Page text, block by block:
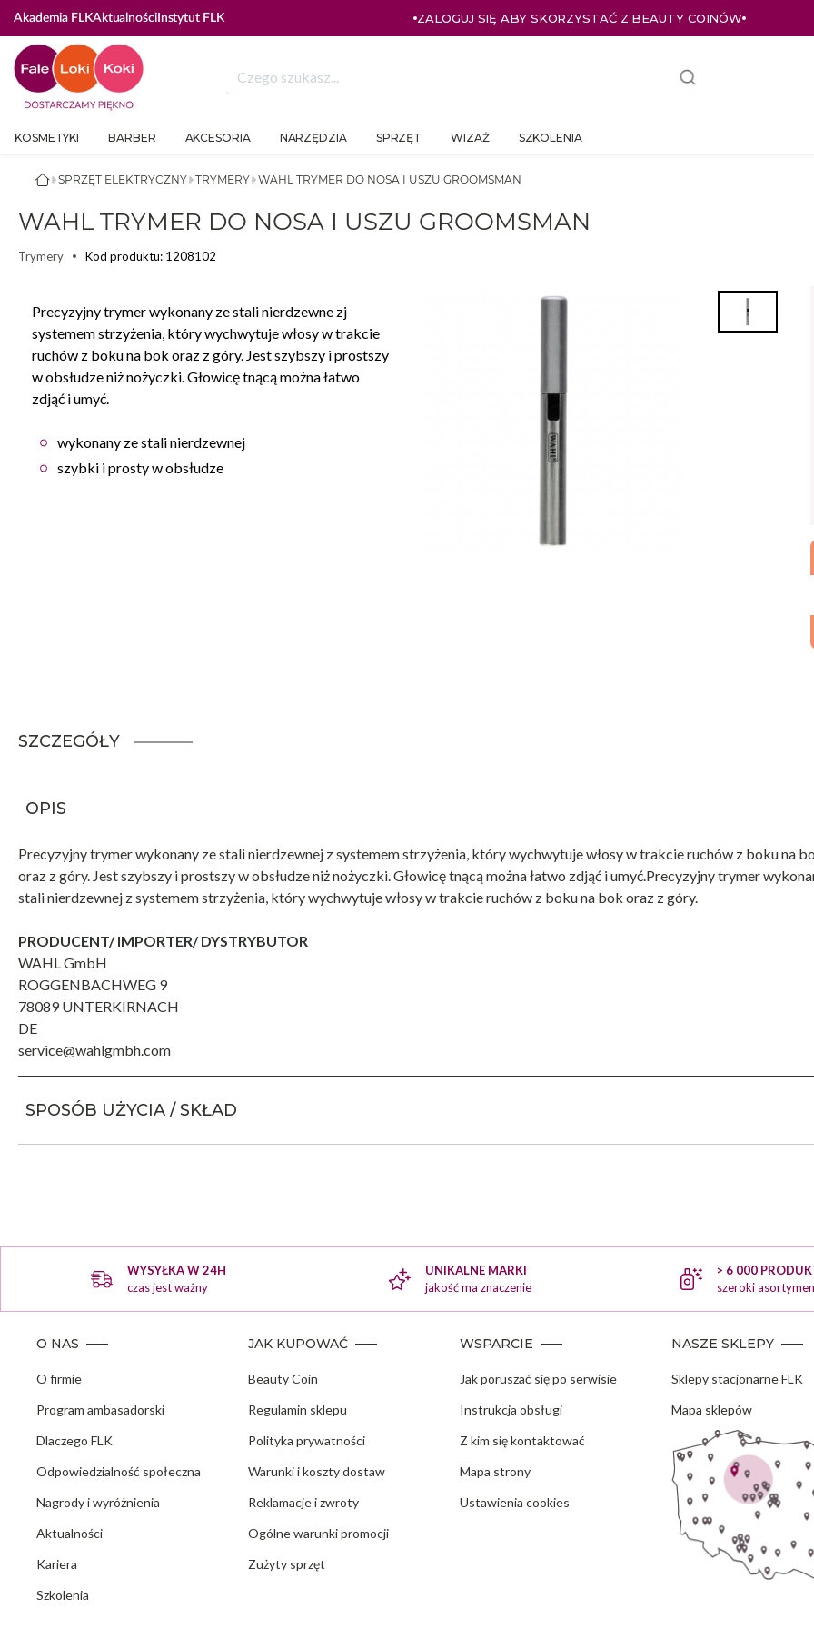
Akademia FLKAktualnościInstytut FLK ZALOGUJ SIĘ ABY SKORZYSTAĆ Z BEAUTY COINÓW
KOSMETYKI BARBER AKCESORIA NARZĘDZIA SPRZĘT WIZAŻ SZKOLENIA
WAHL TRYMER DO NOSA I USZU GROOMSMAN
TRYMERY
SPRZĘT ELEKTRYCZNY
WAHL TRYMER DO NOSA I USZU GROOMSMAN
Trymery Kod produktu: 1208102
Precyzyjny trymer wykonany ze stali nierdzewne zj
systemem strzyżenia, który wychwytuje włosy w trakcie
ruchów z boku na bok oraz z góry. Jest szybszy i prostszy
w obsłudze niż nożyczki. Głowicę tnącą można łatwo
zdjąć i umyć.
wykonany ze stali nierdzewnej
szybki i prosty w obsłudze
SZCZEGÓŁY
OPIS
Precyzyjny trymer wykonany ze stali nierdzewnej z systemem strzyżenia, który wychwytuje włosy w trakcie ruchów z boku na
oraz z góry. Jest szybszy i prostszy w obsłudze niż nożyczki. Głowicę tnącą można łatwo zdjąć i umyć.Precyzyjny trymer
stali nierdzewnej z systemem strzyżenia, który wychwytuje włosy w trakcie ruchów z boku na bok oraz z góry.
PRODUCENT/ IMPORTER/ DYSTRYBUTOR
WAHL GmbH
ROGGENBACHWEG 9
78089 UNTERKIRNACH
DE
service@wahlgmbh.com
SPOSÓB UŻYCIA / SKŁAD
WYSYŁKA W 24H
czas jest ważny
UNIKALNE MARKI
jakość ma znaczenie
> 6 000
szeroki
O NAS
O firmie
Program ambasadorski
Dlaczego FLK
Odpowiedzialność społeczna
Nagrody i wyróżnienia
Aktualności
Kariera
Szkolenia
JAK KUPOWAĆ
Beauty Coin
Regulamin sklepu
Polityka prywatności
Warunki i koszty dostaw
Reklamacje i zwroty
Ogólne warunki promocji
Zużyty sprzęt
WSPARCIE
Jak poruszać się po serwisie
Instrukcja obsługi
Z kim się kontaktować
Mapa strony
Ustawienia cookies
NASZE SKLEPY
Sklepy stacjonarne FLK
Mapa sklepów